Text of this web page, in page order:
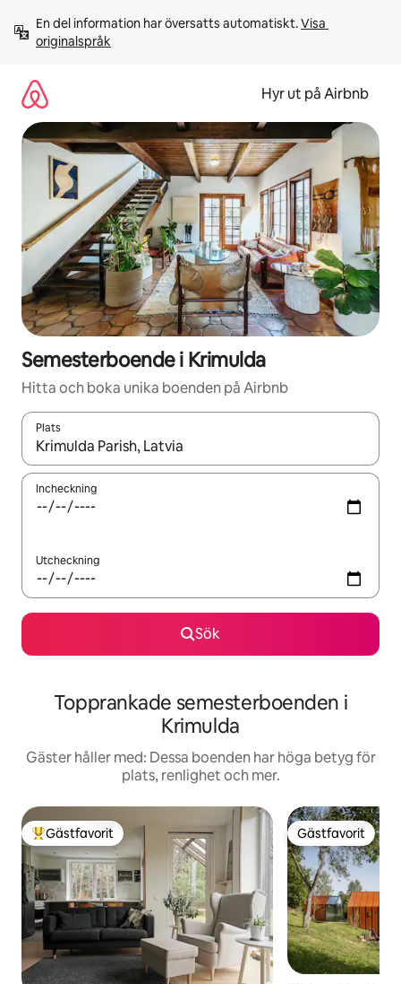
innehåll
En del information har översatts automatiskt. Visa
originalspråk
Hyr ut på Airbnb
Semesterboende i Krimulda
Hitta och boka unika boenden på Airbnb
Plats
När resultaten är tillgängliga kan du navigera med upp- och
Incheckning
Utcheckning
Sök
Topprankade semesterboenden i
Krimulda
Gäster håller med: Dessa boenden har höga betyg för
plats, renlighet och mer.
Populär gästfavorit
Gästfavorit Gästfavorit
Gästfavorit